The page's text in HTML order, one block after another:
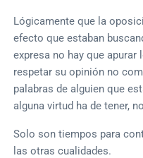
Lógicamente que la
efecto que estaban
expresa no hay que
respetar su opinión no
palabras de alguien que
alguna virtud ha de tener,
Solo son tiempos para
las otras cualidades.